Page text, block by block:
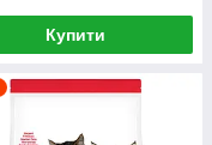
Купити